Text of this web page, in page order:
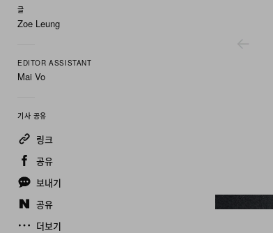
글
Zoe Leung
EDITOR ASSISTANT
Mai Vo
기사 공유
링크
공유
보내기
공유
더보기